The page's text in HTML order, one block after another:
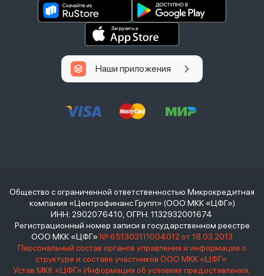
Наши приложения
Общество с ограниченной ответственностью Микрокредитная
компания «Центрофинанс Групп» (ООО МКК «ЦФГ»)
ИНН: 2902076410, ОГРН: 1132932001674
Регистрационный номер записи в государственном реестре
ООО МКК «ЦФГ» № 651303111004012 от 18.03.2013
Персональный состав органов управления и информация о
структуре и составе участников ООО МКК «ЦФГ»
Устав МКК «ЦФГ» Информация об условиях предоставления,